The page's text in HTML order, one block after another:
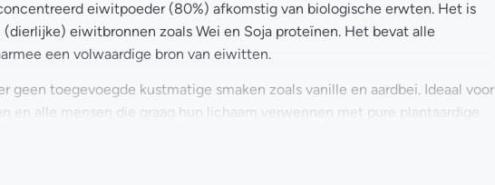
eiwitpoeder (80%) afkomstig van biologische erwten. Het is
eiwitbronnen zoals Wei en Soja proteïnen. Het bevat alle
een volwaardige bron van eiwitten.
geen toegevoegde kustmatige smaken zoals vanille en aardbei. Ideaal voor
en alle mensen die graag hun lichaam verwennen met pure plantaardige
poeder